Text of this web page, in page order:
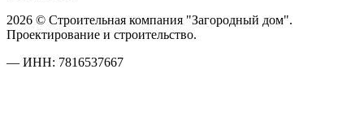
2026 © Строительная компания "Загородный дом".
Проектирование и строительство.
— ИНН: 7816537667